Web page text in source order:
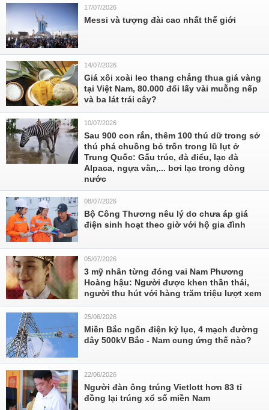
17/07/2026
Messi và tượng đài cao nhất thế giới
14/07/2026
Giá xôi xoài leo thang chẳng thua giá vàng
tại Việt Nam, 80.000 đổi lấy vài muỗng nếp
và ba lát trái cây?
10/07/2026
Sau 900 con rắn, thêm 100 thú dữ trong sở
thú phá chuồng bỏ trốn trong lũ lụt ở
Trung Quốc: Gấu trúc, đà điểu, lạc đà
Alpaca, ngựa vằn,... bơi lạc trong dòng
nước
08/07/2026
Bộ Công Thương nêu lý do chưa áp giá
điện sinh hoạt theo giờ với hộ gia đình
05/07/2026
3 mỹ nhân từng đóng vai Nam Phương
Hoàng hậu: Người được khen thần thái,
người thu hút với hàng trăm triệu lượt xem
25/06/2026
Miền Bắc ngốn điện kỷ lục, 4 mạch đường
dây 500kV Bắc - Nam cung ứng thế nào?
22/06/2026
Người đàn ông trúng Vietlott hơn 83 tỉ
đồng lại trúng xổ số miền Nam